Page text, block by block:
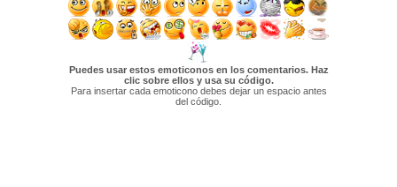
Puedes usar estos emoticonos en los comentarios. Haz
clic sobre ellos y usa su código.
Para insertar cada emoticono debes dejar un espacio antes
del código.